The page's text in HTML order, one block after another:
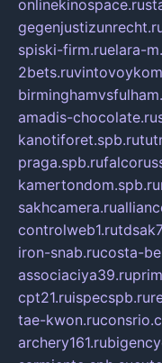
onlinekinospace.ru
spiski-firm.ruelara-
2bets.ru
amadis-chocolate.ru
kanotiforet.spb.ru
praga.spb.ru
kamertondom.spb.ru
sakhcamera.ru
controlweb1.ru
iron-snab.rucosta-
associaciya39.ru
cpt21.ruispecspb.ru
tae-kwon.ru
archery161.ru